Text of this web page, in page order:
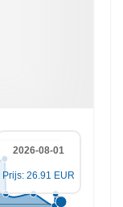
2026-08-01
Prijs: 26.91 EUR